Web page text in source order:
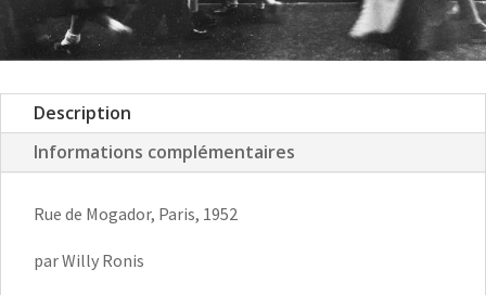
Description
Informations complémentaires
Rue de Mogador, Paris, 1952
par Willy Ronis